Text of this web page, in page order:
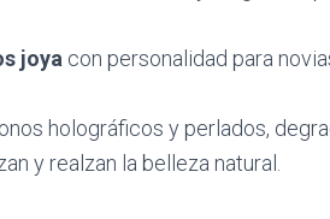
joya con personalidad para
holográficos y perlados,
y realzan la belleza natural.